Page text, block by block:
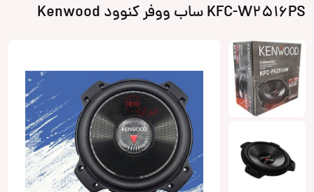
KFC-W2516PS ساب ووفر کنوود Kenwood